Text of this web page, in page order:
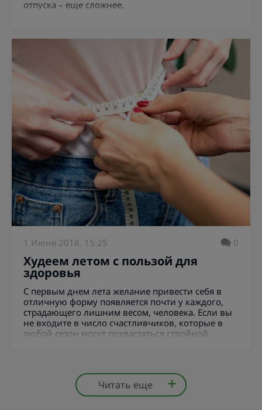
отпуска – еще сложнее.
1 Июня 2018, 15:25 0
Худеем летом с пользой для
здоровья
С первым днем лета желание привести себя в
отличную форму появляется почти у каждого,
страдающего лишним весом, человека. Если вы
не входите в число счастливчиков, которые в
любой сезон могут похвастаться стройной
Читать еще